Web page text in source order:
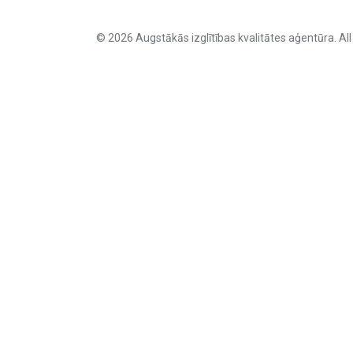
© 2026 Augstākās izglītības kvalitātes aģentūra.